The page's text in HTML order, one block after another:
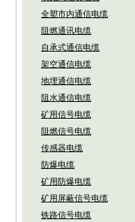
全塑市内通信电缆
阻燃通讯电缆
自承式通信电缆
架空通信电缆
地埋通信电缆
阻水通信电缆
矿用信号电缆
阻燃信号电缆
传感器电缆
防爆电缆
矿用防爆电缆
矿用屏蔽信号电缆
铁路信号电缆